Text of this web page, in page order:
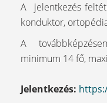
A jelentkezés
konduktor,
A
minimum 14 fő,
Jelentkezés: